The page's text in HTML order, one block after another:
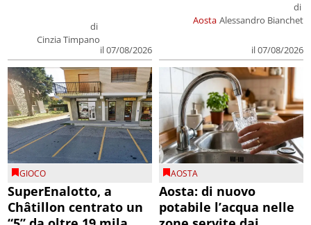
di
Cinzia Timpano
il 07/08/2026
Aosta
di
Alessandro Bianchet
il 07/08/2026
GIOCO
SuperEnalotto, a
Châtillon centrato un
AOSTA
Aosta: di nuovo
potabile l’acqua nelle